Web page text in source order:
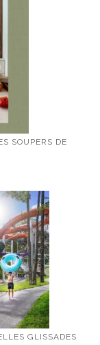
SOUPERS DE
GLISSADES